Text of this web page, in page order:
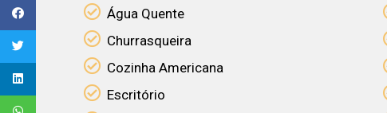
Água Quente
Churrasqueira
Cozinha Americana
Escritório